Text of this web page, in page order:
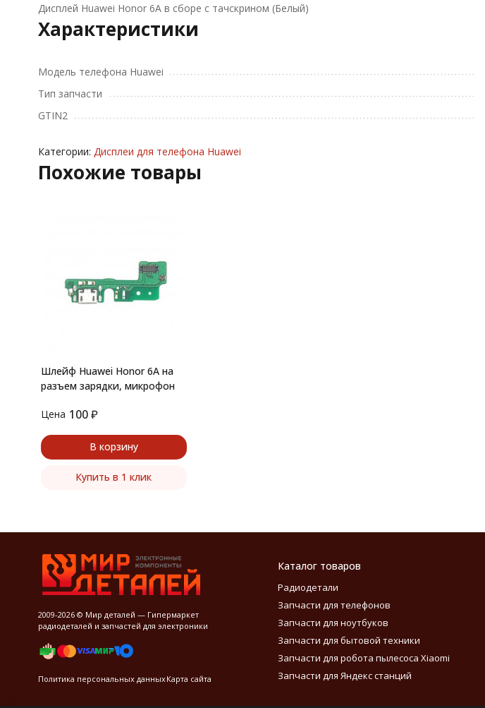
Дисплей Huawei Honor 6A в сборе с тачскрином (Белый)
Характеристики
Модель телефона Huawei
Тип запчасти
GTIN2
Категории: Дисплеи для телефона Huawei
Похожие товары
Шлейф Huawei Honor 6A на
разъем зарядки, микрофон
Цена 100 ₽
В корзину
Купить в 1 клик
2009-2026 © Мир деталей — Гипермаркет
радиодеталей и запчастей для электроники
Политика персональных данныхКарта сайта
Каталог товаров
Радиодетали
Запчасти для телефонов
Запчасти для ноутбуков
Запчасти для бытовой техники
Запчасти для робота пылесоса Xiaomi
Запчасти для Яндекс станций